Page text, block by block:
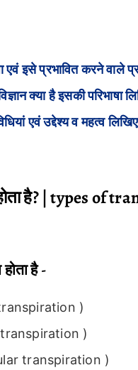
एवं इसे प्रभावित करने वाले
क्या है इसकी परिभाषा
एवं उद्देश्य व महत्व लिखिए
होता है? | types of
है -
transpiration )
transpiration )
transpiration )